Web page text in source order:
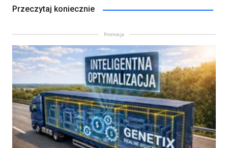
Przeczytaj koniecznie
Promocja